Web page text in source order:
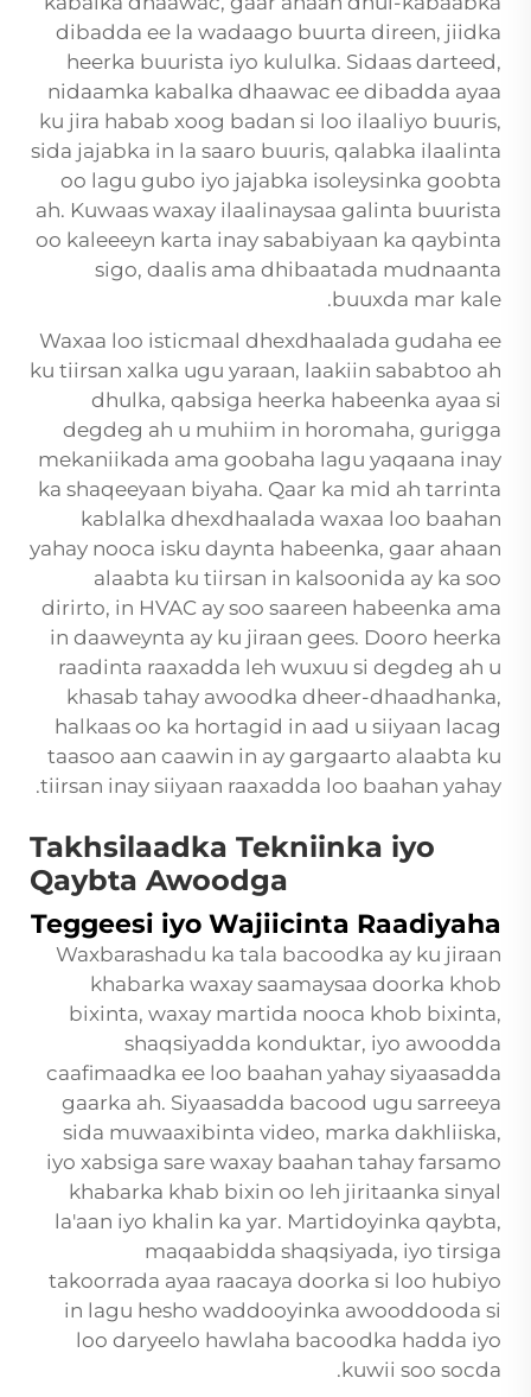
dibadda ee la wadaago buurta direen, jiidka
heerka buurista iyo kululka. Sidaas darteed,
nidaamka kabalka dhaawac ee dibadda ayaa
ku jira habab xoog badan si loo ilaaliyo buuris,
sida jajabka in la saaro buuris, qalabka ilaalinta
oo lagu gubo iyo jajabka isoleysinka goobta
ah. Kuwaas waxay ilaalinaysaa galinta buurista
oo kaleeeyn karta inay sababiyaan ka qaybinta
sigo, daalis ama dhibaatada mudnaanta
buuxda mar kale.
Waxaa loo isticmaal dhexdhaalada gudaha ee
ku tiirsan xalka ugu yaraan, laakiin sababtoo ah
dhulka, qabsiga heerka habeenka ayaa si
degdeg ah u muhiim in horomaha, gurigga
mekaniikada ama goobaha lagu yaqaana inay
ka shaqeeyaan biyaha. Qaar ka mid ah tarrinta
kablalka dhexdhaalada waxaa loo baahan
yahay nooca isku daynta habeenka, gaar ahaan
alaabta ku tiirsan in kalsoonida ay ka soo
dirirto, in HVAC ay soo saareen habeenka ama
in daaweynta ay ku jiraan gees. Dooro heerka
raadinta raaxadda leh wuxuu si degdeg ah u
khasab tahay awoodka dheer-dhaadhanka,
halkaas oo ka hortagid in aad u siiyaan lacag
taasoo aan caawin in ay gargaarto alaabta ku
tiirsan inay siiyaan raaxadda loo baahan yahay.
Takhsilaadka Tekniinka iyo
Qaybta Awoodga
Teggeesi iyo Wajiicinta Raadiyaha
Waxbarashadu ka tala bacoodka ay ku jiraan
khabarka waxay saamaysaa doorka khob
bixinta, waxay martida nooca khob bixinta,
shaqsiyadda konduktar, iyo awoodda
caafimaadka ee loo baahan yahay siyaasadda
gaarka ah. Siyaasadda bacood ugu sarreeya
sida muwaaxibinta video, marka dakhliiska,
iyo xabsiga sare waxay baahan tahay farsamo
khabarka khab bixin oo leh jiritaanka sinyal
la'aan iyo khalin ka yar. Martidoyinka qaybta,
maqaabidda shaqsiyada, iyo tirsiga
takoorrada ayaa raacaya doorka si loo hubiyo
in lagu hesho waddooyinka awooddooda si
loo daryeelo hawlaha bacoodka hadda iyo
kuwii soo socda.